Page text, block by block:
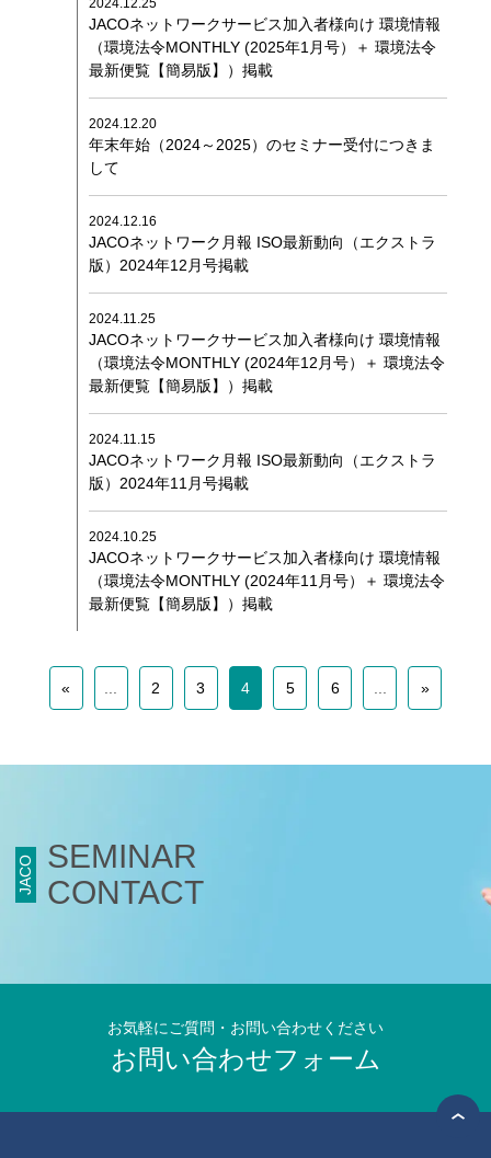
2024.12.25
JACOネットワークサービス加入者様向け 環境情報
（環境法令MONTHLY (2025年1月号）＋ 環境法令
最新便覧【簡易版】）掲載
2024.12.20
年末年始（2024～2025）のセミナー受付につきま
して
2024.12.16
JACOネットワーク月報 ISO最新動向（エクストラ
版）2024年12月号掲載
2024.11.25
JACOネットワークサービス加入者様向け 環境情報
（環境法令MONTHLY (2024年12月号）＋ 環境法令
最新便覧【簡易版】）掲載
2024.11.15
JACOネットワーク月報 ISO最新動向（エクストラ
版）2024年11月号掲載
2024.10.25
JACOネットワークサービス加入者様向け 環境情報
（環境法令MONTHLY (2024年11月号）＋ 環境法令
最新便覧【簡易版】）掲載
« 2 3 4 5 6 »
JACO SEMINAR
CONTACT
お気軽にご質問・お問い合わせください
お問い合わせフォーム
環境セミナー(ISO 14001)
品質セミナー(ISO 9001)
情報セキュリティセミナー (ISO/IEC 27001)
労働安全衛生セミナー(ISO 45001)
食品安全セミナー
アセットセミナー
環境・品質統合セミナー
ITサービスセミナー(ISO/IEC 20000)
BCMSセミナー(ISO 22301)
JACOセミナー キャンセル規定
スケジュール
オンライン受講ご案内
お問い合わせ
JACOネットワークサービス
JACOネットワークサービス退会フォーム
オンデマンドセミナーサンプルビデオ
社長ご挨拶
基本姿勢
JACOニュース
当社へのご意見・ご相談